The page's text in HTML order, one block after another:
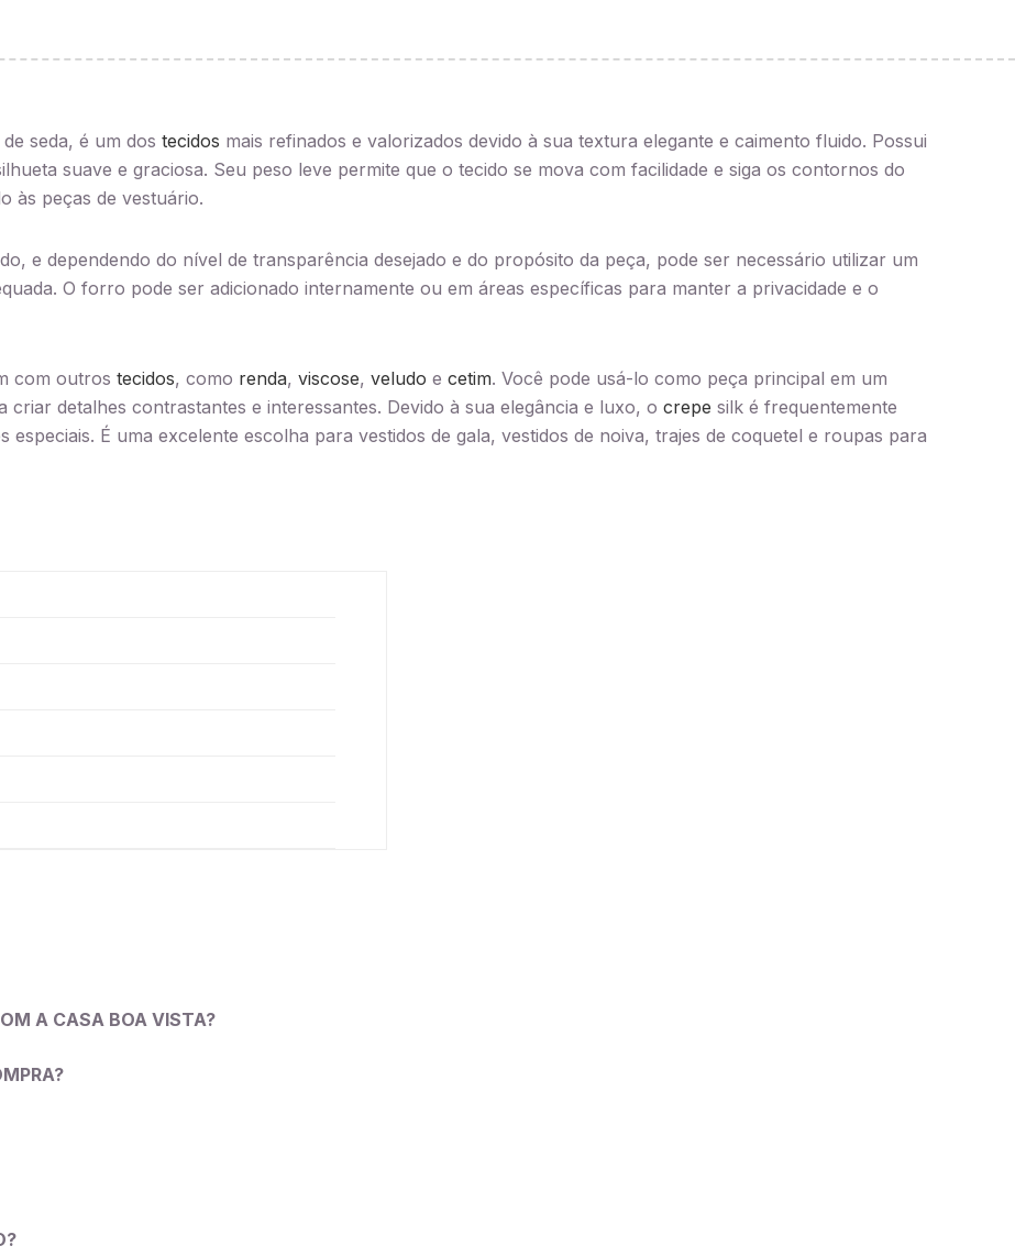
de seda, é um dos tecidos mais refinados e valorizados devido à sua textura elegante e caimento fluido. Possui
suave e graciosa. Seu peso leve permite que o tecido se mova com facilidade e siga os contornos do
às peças de vestuário.
e dependendo do nível de transparência desejado e do propósito da peça, pode ser necessário utilizar um
O forro pode ser adicionado internamente ou em áreas específicas para manter a privacidade e o
com outros tecidos, como renda, viscose, veludo e cetim. Você pode usá-lo como peça principal em um
criar detalhes contrastantes e interessantes. Devido à sua elegância e luxo, o crepe silk é frequentemente
especiais. É uma excelente escolha para vestidos de gala, vestidos de noiva, trajes de coquetel e roupas para
A CASA BOA VISTA?